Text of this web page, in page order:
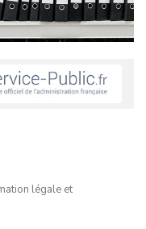
légale et